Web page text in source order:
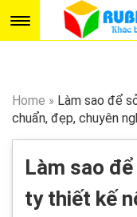
Home » Làm sao để
chuẩn, đẹp, chuyên
Làm sao
ty thiết kế